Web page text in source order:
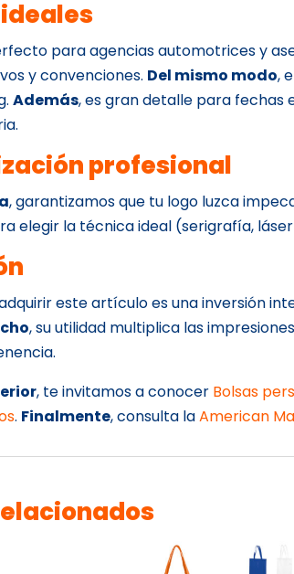
para agencias automotrices y
y convenciones. Del mismo modo,
Además, es gran detalle para fechas
profesional
, garantizamos que tu logo luzca
elegir la técnica ideal (serigrafía,
este artículo es una inversión
, su utilidad multiplica las
, te invitamos a conocer Bolsas
. Finalmente, consulta laAmerican